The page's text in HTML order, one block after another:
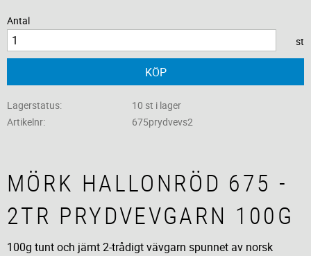
Antal
st
KÖP
Lagerstatus
10 st i lager
Artikelnr
675prydvevs2
MÖRK HALLONRÖD 675 -
2TR PRYDVEVGARN 100G
100g tunt och jämt 2-trådigt vävgarn spunnet av norsk